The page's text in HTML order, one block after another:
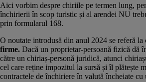
Aici vorbim despre chiriile pe termen lung,
închirierii în scop turistic și al arendei NU
prin formularul 168.
O noutate introdusă din anul 2024 se referă la
firme. Dacă un proprietar-persoană fizică dă
către un chiriaș-personă juridică, atunci
cel care reține impozitul la sursă și îl plătește
contractele de închiriere în valută încheiate